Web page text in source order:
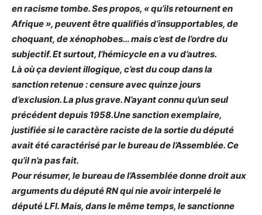
en racisme tombe. Ses propos, « qu’ils retournent en
Afrique », peuvent être qualifiés d’insupportables, de
choquant, de xénophobes… mais c’est de l’ordre du
subjectif. Et surtout, l’hémicycle en a vu d’autres.
Là où ça devient illogique, c’est du coup dans la
sanction retenue : censure avec quinze jours
d’exclusion. La plus grave. N’ayant connu qu’un seul
précédent depuis 1958.Une sanction exemplaire,
justifiée si le caractère raciste de la sortie du député
avait été caractérisé par le bureau de l’Assemblée. Ce
qu’il n’a pas fait.
Pour résumer, le bureau de l’Assemblée donne droit aux
arguments du député RN qui nie avoir interpelé le
député LFI. Mais, dans le même temps, le sanctionne